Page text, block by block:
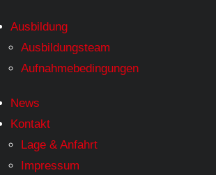
Ausbildung
Ausbildungsteam
Aufnahmebedingungen
News
Kontakt
Lage & Anfahrt
Impressum